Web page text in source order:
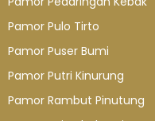
Pamor Pulo Tirto
Pamor Puser Bumi
Pamor Putri Kinurung
Pamor Rambut Pinutung